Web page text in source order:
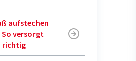
aufstechen
versorgt
richtig